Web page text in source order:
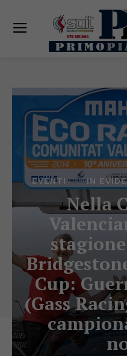
EVENTI IN
Nella
Cup:
(Gass